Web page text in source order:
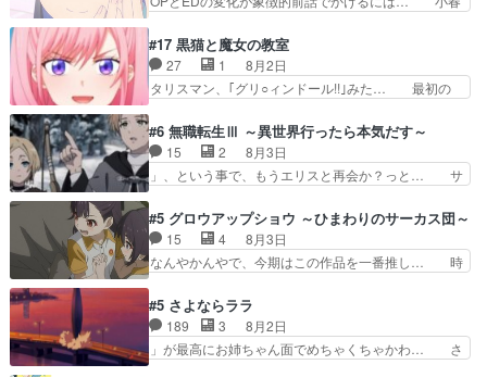
ガラケーからスマホに変えるって、… もうドラマ
ゃわない？佐々木さんの優しさ… 先行で見た時よ
り2人のやり取りに癒しを感… ABEMA版の7〜8
話佐々木が実年齢以上…
か、こんな風に見えてるのかぁ。かける… 完全な
両片思いになりましたねぇ…OPとE… 余計な物
は描かず白く靄がかった小春ちゃん… 光も感じな
い完全な盲目なんやね…おめかし… 母役に能登さ
も描かれていて良かった本当… 股に海豚を挟み水
上バスでの会話を反芻…恋… OPEDとも無人バー
ジョンから主人公２人…
#17 黒猫と魔女の教室
27 1
8月2日
タリスマン、｢グリ○ィンドール!!｣みた… 最初の
ホントスピカが大好きだよね。ツン… 一等級ポテ
ンシャルのアリアちゃん可愛くて… そういや、ア
リアは能力は最上級のくせに、… とうとうアリア
と直接競う場がきたこれまで… 毎度ながらのスピ
マン趣味ダダ漏れで好き… 期末試験が始まろうと
しておりスピカは対策… 能力鑑定胸像タリスマン
氏容姿も評価してし…
#6 無職転生Ⅲ ～異世界行ったら本気だす～
15 2
8月3日
」、という事で、もうエリスと再会か？っと… サ
関係の清算が粛々と進められているサラ… サラと
の関係に対して完全に「昔の女」とし… ルーシー
にデレるルディが完全に親バカで微… サラとは会
ってほしいちゃんとした別れ方し… サラは未練0
キャラモヤモヤする別れ方だ… 役で出演させてい
ただきました！よろしくお… 毎クールメインヒロ
インを好きになっちゃう…
#5 グロウアップショウ ～ひまわりのサーカス団～
15 4
8月3日
なんやかんやで、今期はこの作品を一番推し… 時
愛すぎるな楠木ともりちゃんのね… デフォルメさ
れた表情が特に多かったのが印… 葵＆茜の回も良
きでした。あの証拠写真、ひ… 互いが互いのこと
を想っているのにすれ違っ… 第５話をｄアニメス
#5 さよならララ
189 3
8月2日
」が最高にお姉ちゃん面でめちゃくちゃかわ… さ